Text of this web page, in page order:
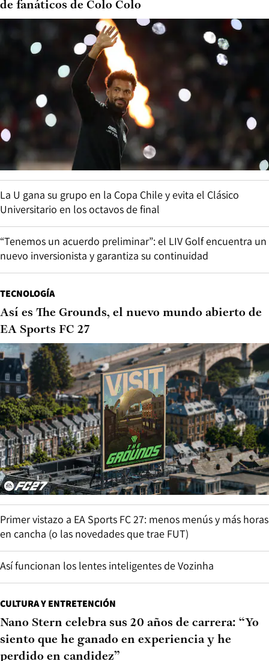
de fanáticos de Colo Colo
La U gana su grupo en la Copa Chile y evita el Clásico
Universitario en los octavos de final
“Tenemos un acuerdo preliminar”: el LIV Golf encuentra un
nuevo inversionista y garantiza su continuidad
TECNOLOGÍA
Así es The Grounds, el nuevo mundo abierto de
EA Sports FC 27
Primer vistazo a EA Sports FC 27: menos menús y más horas
en cancha (o las novedades que trae FUT)
Así funcionan los lentes inteligentes de Vozinha
CULTURA Y ENTRETENCIÓN
Nano Stern celebra sus 20 años de carrera: “Yo
siento que he ganado en experiencia y he
perdido en candidez”